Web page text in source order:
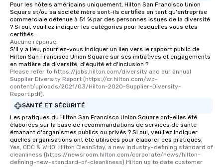
Pour les hôtels américains uniquement, Hilton San Francisco Union
Square et/ou sa société mère sont-ils certifiés en tant qu'entreprise
commerciale détenue à 51 % par des personnes issues de la diversité
? Si oui, veuillez indiquer les catégories pour lesquelles vous êtes
certifiés :
Aucune réponse.
S'il y a lieu, pourriez-vous indiquer un lien vers le rapport public de
Hilton San Francisco Union Square sur ses initiatives et engagements
en matière de diversité, d'équité et d'inclusion ?
Please refer to https://jobs.hilton.com/diversity and our annual
Supplier Diversity Report (https://cr.hilton.com/wp-
content/uploads/2021/03/Hilton-2020-Supplier-Diversity-
Report.pdf).
SANTÉ ET SÉCURITÉ
Les pratiques du Hilton San Francisco Union Square ont-elles été
élaborées sur la base de recommandations de services de santé
émanant d'organismes publics ou privés ? Si oui, veuillez indiquer
quelles organisations ont été utilisées pour élaborer ces pratiques.
Yes, CDC & WHO. Hilton CleanStay, a new industry-defining standard of
cleanliness (https://newsroom.hilton.com/corporate/news/hilton-
defining-new-standard-of-cleanliness) Hilton up to date customer